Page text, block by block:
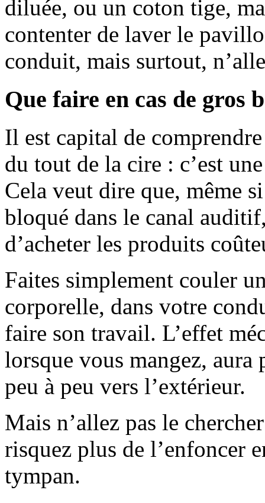
diluée, ou un coton tige,
contenter de laver le
conduit, mais surtout,
Que faire en cas de gros
Il est capital de
du tout de la cire : c’est
Cela veut dire que, même
bloqué dans le canal
d’acheter les produits
Faites simplement couler
corporelle, dans votre
faire son travail. L’effet
lorsque vous mangez, aura
peu à peu vers l’extérieur.
Mais n’allez pas le
risquez plus de l’enfoncer
tympan.